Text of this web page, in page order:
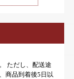
ただし、配送途
商品到着後5日以